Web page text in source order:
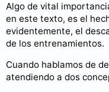
Algo de vital
en este texto, es el
evidentemente, el
de los entrenamientos.
Cuando hablamos de
atendiendo a dos